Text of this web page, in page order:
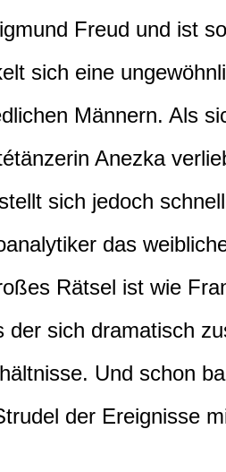
Freud und ist
sich eine
Männern. Als
Anezka
sich jedoch
das
Rätsel ist wie
der sich dramatisch
Und schon
der Ereignisse